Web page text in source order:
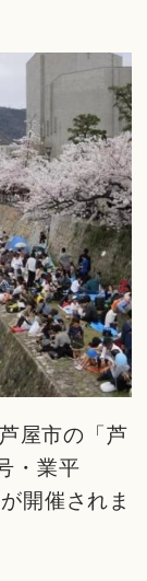
屋市の「芦
・業平
開催されま